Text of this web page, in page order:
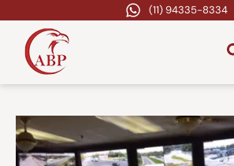
(11) 94335-8334